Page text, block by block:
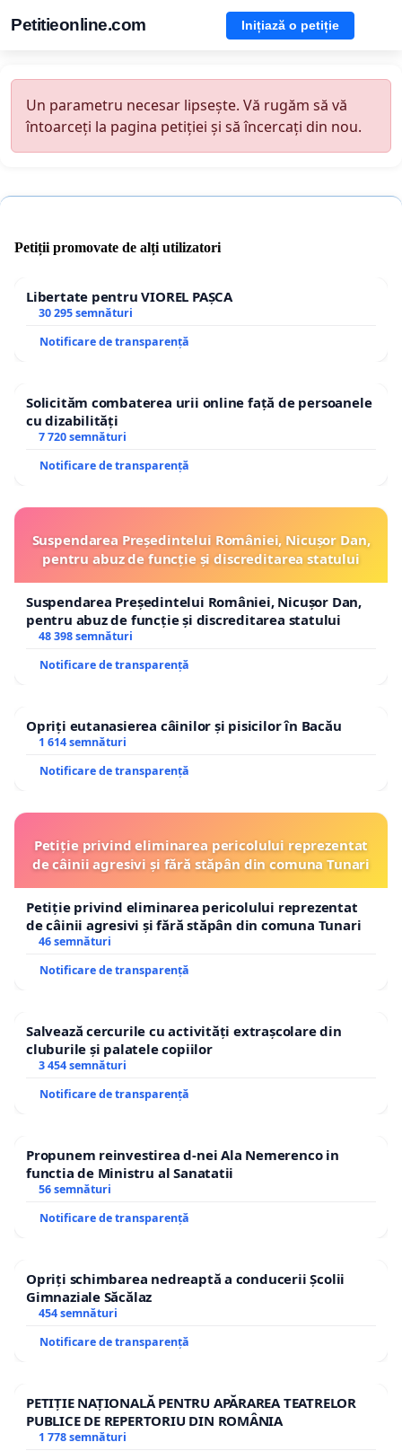
Petitieonline.com Inițiază o petiție
Un parametru necesar lipsește. Vă rugăm să vă
întoarceți la pagina petiției și să încercați din nou.
Petiții promovate de alți utilizatori
Libertate pentru VIOREL PAȘCA
30 295 semnături
Notificare de transparență
Solicităm combaterea urii online față de persoanele
cu dizabilități
7 720 semnături
Notificare de transparență
Suspendarea Președintelui României, Nicușor Dan,
pentru abuz de funcție și discreditarea statului
Suspendarea Președintelui României, Nicușor Dan,
pentru abuz de funcție și discreditarea statului
48 398 semnături
Notificare de transparență
Opriți eutanasierea câinilor și pisicilor în Bacău
1 614 semnături
Notificare de transparență
Petiție privind eliminarea pericolului reprezentat
de câinii agresivi și fără stăpân din comuna Tunari
Petiție privind eliminarea pericolului reprezentat
de câinii agresivi și fără stăpân din comuna Tunari
46 semnături
Notificare de transparență
Salvează cercurile cu activități extrașcolare din
cluburile și palatele copiilor
3 454 semnături
Notificare de transparență
Propunem reinvestirea d-nei Ala Nemerenco in
functia de Ministru al Sanatatii
56 semnături
Notificare de transparență
Opriți schimbarea nedreaptă a conducerii Școlii
Gimnaziale Săcălaz
454 semnături
Notificare de transparență
PETIȚIE NAȚIONALĂ PENTRU APĂRAREA TEATRELOR
PUBLICE DE REPERTORIU DIN ROMÂNIA
1 778 semnături